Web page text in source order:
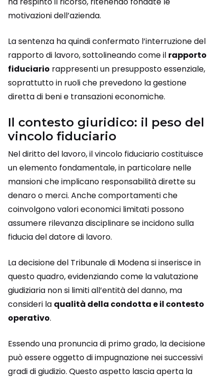
motivazioni dell’azienda.
La sentenza ha quindi confermato l’interruzione del
rapporto di lavoro, sottolineando come il rapporto
fiduciario rappresenti un presupposto essenziale,
soprattutto in ruoli che prevedono la gestione
diretta di beni e transazioni economiche.
Il contesto giuridico: il peso del
vincolo fiduciario
Nel diritto del lavoro, il vincolo fiduciario costituisce
un elemento fondamentale, in particolare nelle
mansioni che implicano responsabilità dirette su
denaro o merci. Anche comportamenti che
coinvolgono valori economici limitati possono
assumere rilevanza disciplinare se incidono sulla
fiducia del datore di lavoro.
La decisione del Tribunale di Modena si inserisce in
questo quadro, evidenziando come la valutazione
giudiziaria non si limiti all’entità del danno, ma
consideri la qualità della condotta e il contesto
operativo.
Essendo una pronuncia di primo grado, la decisione
può essere oggetto di impugnazione nei successivi
gradi di giudizio. Questo aspetto lascia aperta la